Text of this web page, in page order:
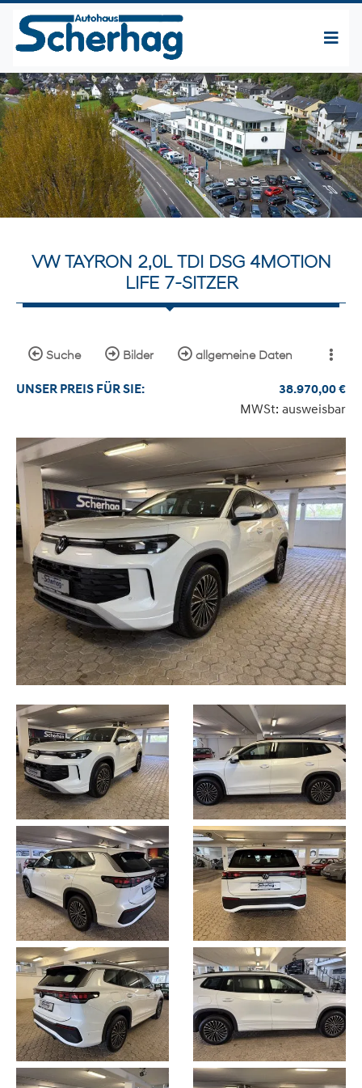
VW TAYRON 2,0L TDI DSG 4MOTION
LIFE 7-SITZER
Suche Bilder allgemeine Daten
UNSER PREIS FÜR SIE: 38.970,00€
MWSt: ausweisbar